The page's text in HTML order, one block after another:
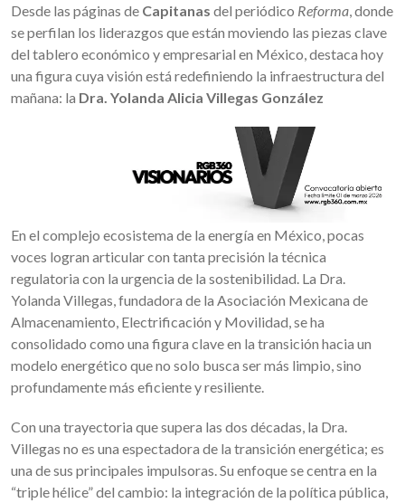
Desde las páginas de Capitanas del periódico Reforma, donde
se perfilan los liderazgos que están moviendo las piezas clave
del tablero económico y empresarial en México, destaca hoy
una figura cuya visión está redefiniendo la infraestructura del
mañana: la Dra. Yolanda Alicia Villegas González
En el complejo ecosistema de la energía en México, pocas
voces logran articular con tanta precisión la técnica
regulatoria con la urgencia de la sostenibilidad. La Dra.
Yolanda Villegas, fundadora de la Asociación Mexicana de
Almacenamiento, Electrificación y Movilidad, se ha
consolidado como una figura clave en la transición hacia un
modelo energético que no solo busca ser más limpio, sino
profundamente más eficiente y resiliente.
Con una trayectoria que supera las dos décadas, la Dra.
Villegas no es una espectadora de la transición energética; es
una de sus principales impulsoras. Su enfoque se centra en la
“triple hélice” del cambio: la integración de la política pública,